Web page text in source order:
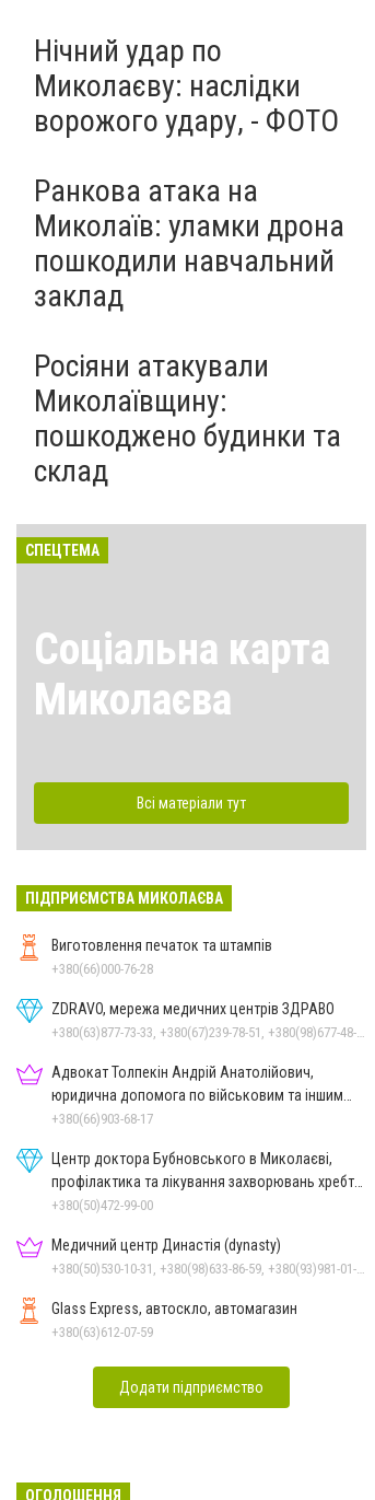
Нічний удар по
Миколаєву: наслідки
ворожого удару, - ФОТО
Ранкова атака на
Миколаїв: уламки дрона
пошкодили навчальний
заклад
Росіяни атакували
Миколаївщину:
пошкоджено будинки та
склад
СПЕЦТЕМА
Соціальна карта
Миколаєва
Всі матеріали тут
ПІДПРИЄМСТВА МИКОЛАЄВА
Виготовлення печаток та штампів
+380(66)000-76-28
ZDRAVO, мережа медичних центрів ЗДРАВО
Адвокат Толпекін Андрій Анатолійович,
юридична допомога по військовим та іншим
справам
+380(66)903-68-17
Центр доктора Бубновського в Миколаєві,
профілактика та лікування захворювань хребта
і суглобів
+380(50)472-99-00
Медичний центр Династія (dynasty)
Glass Express, автоскло, автомагазин
+380(63)612-07-59
Додати підприємство
ОГОЛОШЕННЯ